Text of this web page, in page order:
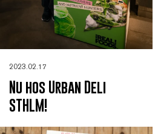
2023.02.17
Nu hos Urban Deli
STHLM!